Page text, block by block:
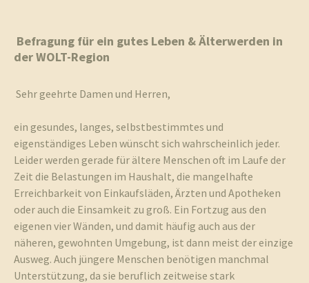
Befragung für ein gutes Leben & Älterwerden in
der WOLT-Region
Sehr geehrte Damen und Herren,
ein gesundes, langes, selbstbestimmtes und
eigenständiges Leben wünscht sich wahrscheinlich jeder.
Leider werden gerade für ältere Menschen oft im Laufe der
Zeit die Belastungen im Haushalt, die mangelhafte
Erreichbarkeit von Einkaufsläden, Ärzten und Apotheken
oder auch die Einsamkeit zu groß. Ein Fortzug aus den
eigenen vier Wänden, und damit häufig auch aus der
näheren, gewohnten Umgebung, ist dann meist der einzige
Ausweg. Auch jüngere Menschen benötigen manchmal
Unterstützung, da sie beruflich zeitweise stark